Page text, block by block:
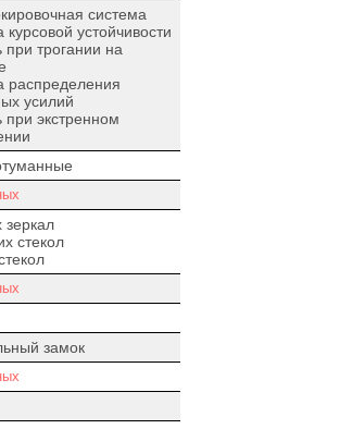
система
устойчивости
трогании на
распределения
усилий
экстренном
зеркал
стекол
замок